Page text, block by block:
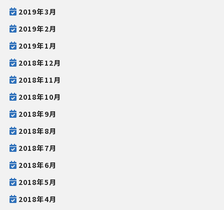
2019年3月
2019年2月
2019年1月
2018年12月
2018年11月
2018年10月
2018年9月
2018年8月
2018年7月
2018年6月
2018年5月
2018年4月